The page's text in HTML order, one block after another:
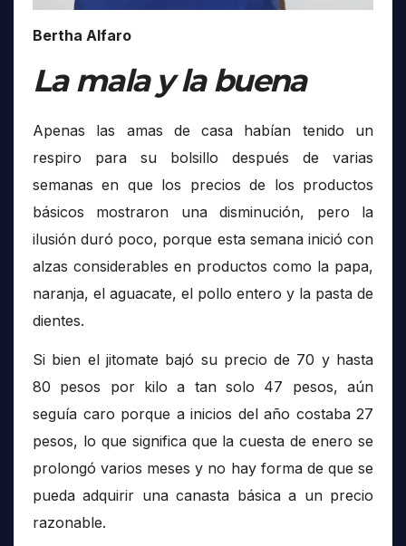
Bertha Alfaro
La mala y la buena
Apenas las amas de casa habían tenido un
respiro para su bolsillo después de varias
semanas en que los precios de los productos
básicos mostraron una disminución, pero la
ilusión duró poco, porque esta semana inició con
alzas considerables en productos como la papa,
naranja, el aguacate, el pollo entero y la pasta de
dientes.
Si bien el jitomate bajó su precio de 70 y hasta
80 pesos por kilo a tan solo 47 pesos, aún
seguía caro porque a inicios del año costaba 27
pesos, lo que significa que la cuesta de enero se
prolongó varios meses y no hay forma de que se
pueda adquirir una canasta básica a un precio
razonable.